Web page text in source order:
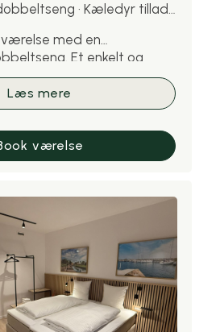
dobbeltseng · Kæledyr tilladt
med en
Et enkelt og
et eller to personer.
mod gebyr.
Læs mere
værelse